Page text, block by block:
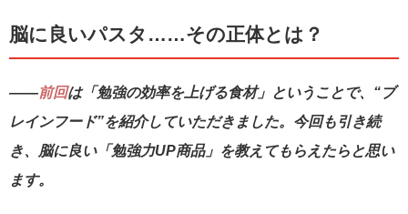
第4回【リフレッシュの一杯！人気ティー大調査】……
脳に良いパスタ……その正体とは？
――前回は「勉強の効率を上げる食材」ということで、“ブ
レインフード”を紹介していただきました。今回も引き続
き、脳に良い「勉強力UP商品」を教えてもらえたらと思い
ます。